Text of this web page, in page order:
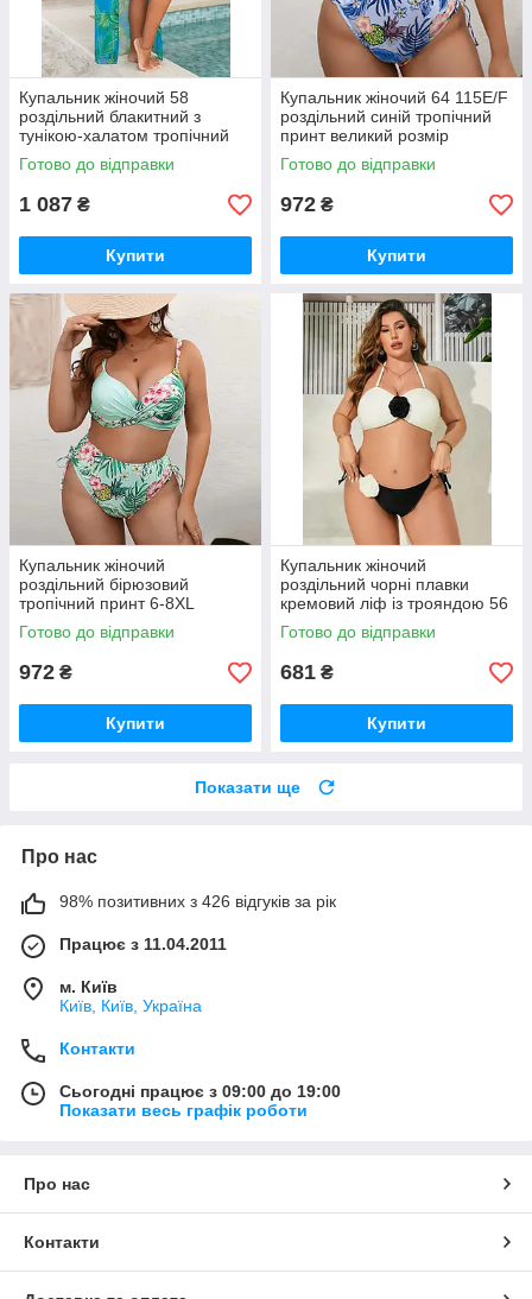
Купальник жіночий 58
роздільний блакитний з
тунікою-халатом тропічний
зелений принт великий
розмір
Готово до відправки
1 087 ₴
Купити
Купальник жіночий 64 115E/F
роздільний синій тропічний
принт великий розмір
Готово до відправки
972 ₴
Купити
Купальник жіночий
роздільний бірюзовий
тропічний принт 6-8XL
120E/F 66 68 великий
Готово до відправки
972 ₴
Купити
Купальник жіночий
роздільний чорні плавки
кремовий ліф із трояндою 56
великий розмір
Готово до відправки
681 ₴
Купити
Показати ще
Про нас
98% позитивних з 426 відгуків за рік
Працює з 11.04.2011
м. Київ
Київ, Київ, Україна
Контакти
Сьогодні працює з 09:00 до 19:00
Показати весь графік роботи
Про нас
Контакти